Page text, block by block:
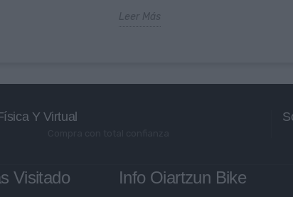
Leer Más
Y Virtual
Visitado Info Oiartzun Bike